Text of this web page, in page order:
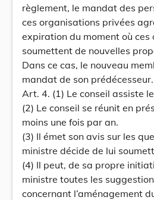
règlement, le mandat des
ces organisations privées
expiration du moment où ces
soumettent de nouvelles
Dans ce cas, le nouveau
mandat de son prédécesseur.
Art. 4. (1) Le conseil assiste
(2) Le conseil se réunit en
moins une fois par an.
(3) Il émet son avis sur les
ministre décide de lui
(4) Il peut, de sa propre
ministre toutes les
concernant l’aménagement